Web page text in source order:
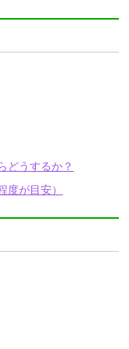
どうするか？
度が目安）